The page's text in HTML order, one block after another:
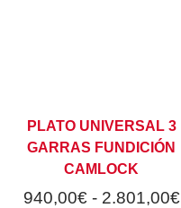
PLATO UNIVERSAL 3
GARRAS FUNDICIÓN
CAMLOCK
940,00€ - 2.801,00€